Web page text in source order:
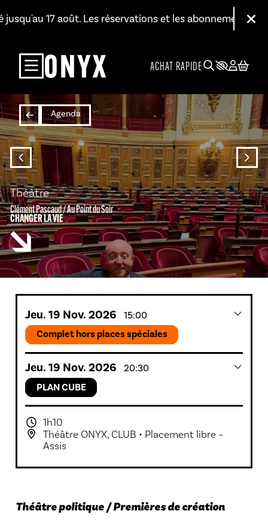
17 août. Les réservations et les abonnements
ACHAT RAPIDE
Agenda
Théâtre
Clément Pascaud / Au Point du Soir
CHANGER LA VIE
Jeu. 19 Nov. 2026 15:00
Complet hors places spéciales
Jeu. 19 Nov. 2026 20:30
PLAN CUBE
1h10
Théâtre ONYX, CLUB • Placement libre –
Assis
Théâtre politique / Premières de création